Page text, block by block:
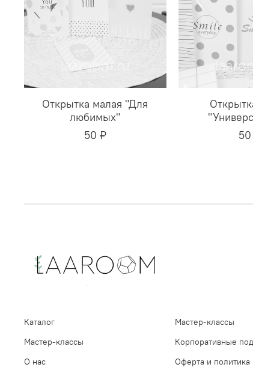
Открытка малая "Для
любимых"
50 ₽
Каталог
Мастер-классы
О нас
Мастер-классы
Корпоративные
Оферта и